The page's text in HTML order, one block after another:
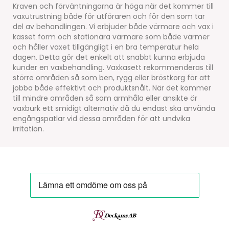
Kraven och förväntningarna är höga när det kommer till
vaxutrustning både för utföraren och för den som tar
del av behandlingen. Vi erbjuder både värmare och vax i
kasset form och stationära värmare som både värmer
och håller vaxet tillgängligt i en bra temperatur hela
dagen. Detta gör det enkelt att snabbt kunna erbjuda
kunder en vaxbehandling. Vaxkasett rekommenderas till
större områden så som ben, rygg eller bröstkorg för att
jobba både effektivt och produktsnålt. När det kommer
till mindre områden så som armhåla eller ansikte är
vaxburk ett smidigt alternativ då du endast ska använda
engångspatlar vid dessa områden för att undvika
irritation.